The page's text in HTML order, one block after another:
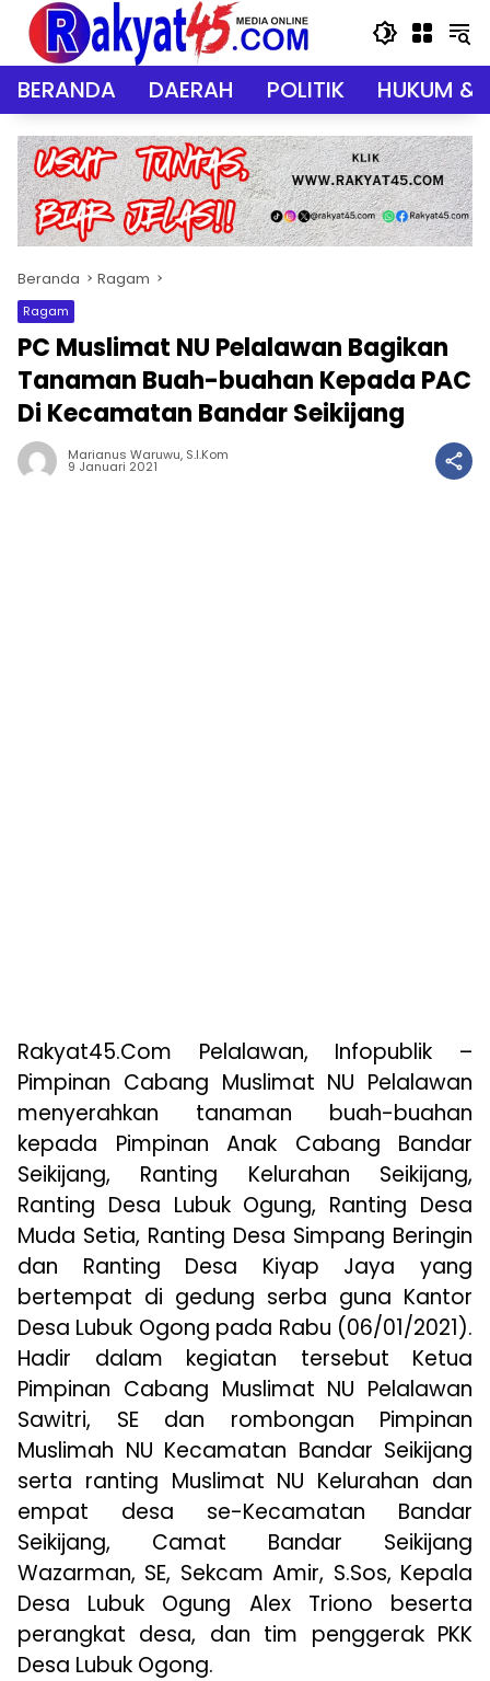
Langsung
konten
BERANDA DAERAH POLITIK HUKUM &
Beranda Ragam
Ragam
PC Muslimat NU Pelalawan Bagikan
Tanaman Buah-buahan Kepada PAC
Di Kecamatan Bandar Seikijang
Marianus Waruwu, S.I.Kom
9 Januari 2021
Rakyat45.Com Pelalawan, Infopublik –
Pimpinan Cabang Muslimat NU Pelalawan
menyerahkan tanaman buah-buahan
kepada Pimpinan Anak Cabang Bandar
Seikijang, Ranting Kelurahan Seikijang,
Ranting Desa Lubuk Ogung, Ranting Desa
Muda Setia, Ranting Desa Simpang Beringin
dan Ranting Desa Kiyap Jaya yang
bertempat di gedung serba guna Kantor
Desa Lubuk Ogong pada Rabu (06/01/2021).
Hadir dalam kegiatan tersebut Ketua
Pimpinan Cabang Muslimat NU Pelalawan
Sawitri, SE dan rombongan Pimpinan
Muslimah NU Kecamatan Bandar Seikijang
serta ranting Muslimat NU Kelurahan dan
empat desa se-Kecamatan Bandar
Seikijang, Camat Bandar Seikijang
Wazarman, SE, Sekcam Amir, S.Sos, Kepala
Desa Lubuk Ogung Alex Triono beserta
perangkat desa, dan tim penggerak PKK
Desa Lubuk Ogong.